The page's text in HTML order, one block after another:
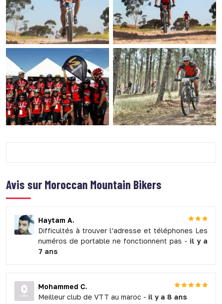
Avis sur Moroccan Mountain Bikers
Haytam A.
Difficultés à trouver l’adresse et téléphones Les
numéros de portable ne fonctionnent pas - il y a
7 ans
Mohammed C.
Meilleur club de VTT au maroc - il y a 8 ans